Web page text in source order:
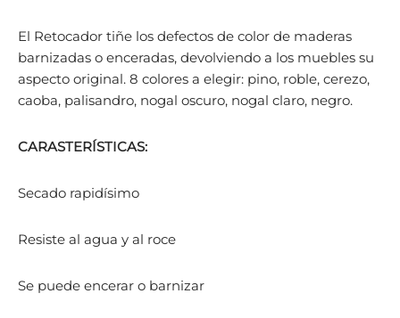
El Retocador tiñe los defectos de color de maderas
barnizadas o enceradas, devolviendo a los muebles su
aspecto original. 8 colores a elegir: pino, roble, cerezo,
caoba, palisandro, nogal oscuro, nogal claro, negro.
CARASTERÍSTICAS:
Secado rapidísimo
Resiste al agua y al roce
Se puede encerar o barnizar